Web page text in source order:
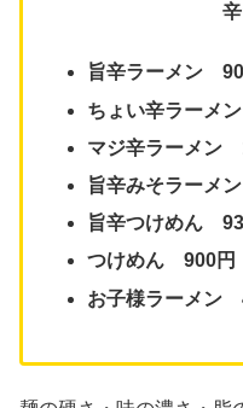
旨辛ラーメン
ちょい辛ラーメ
マジ辛ラーメン
旨辛みそラーメ
旨辛つけめん
つけめん 900円
お子様ラーメン